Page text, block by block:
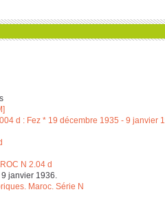
d : Fez * 19 décembre 1935 - 9 janvier
N 2.04 d
janvier 1936.
Maroc. Série N